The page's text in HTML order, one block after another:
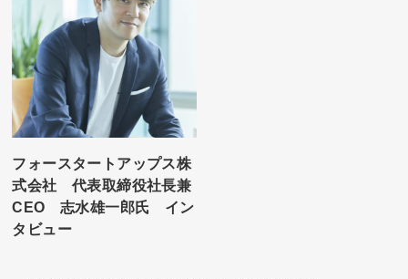
フォースタートアップス株
式会社 代表取締役社長兼
CEO 志水雄一郎氏 イン
タビュー